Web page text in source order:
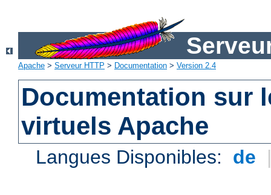
Apache > Serveur HTTP > Documentation > Version 2.4
Documentation sur
virtuels Apache
Langues Disponibles: de